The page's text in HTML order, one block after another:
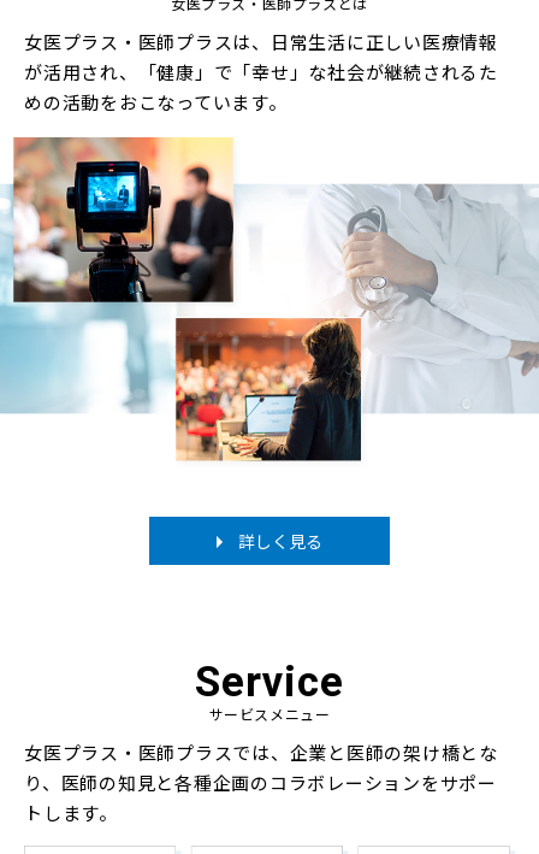
女医プラス・医師プラスは、日常生活に正しい医療情報
が活用され、「健康」で「幸せ」な社会が継続されるた
めの活動をおこなっています。
詳しく見る
Service
サービスメニュー
女医プラス・医師プラスでは、企業と医師の架け橋とな
り、医師の知見と各種企画のコラボレーションをサポー
トします。